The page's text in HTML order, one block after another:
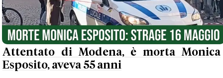
Attentato di Modena, è morta Monica
Esposito, aveva 55 anni